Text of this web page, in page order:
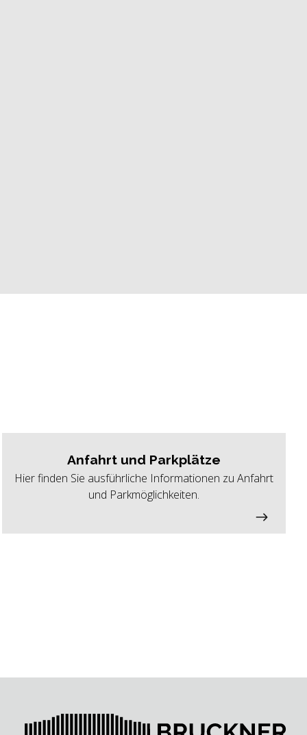
Anfahrt und Parkplätze
Hier finden Sie ausführliche Informationen zu Anfahrt
und Parkmöglichkeiten.